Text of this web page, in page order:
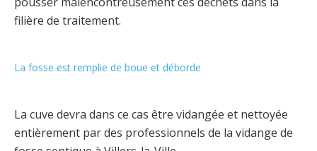
filière de traitement.
La fosse est remplie de boue et déborde
La cuve devra dans ce cas être vidangée et nettoyée
entièrement par des professionnels de la vidange de